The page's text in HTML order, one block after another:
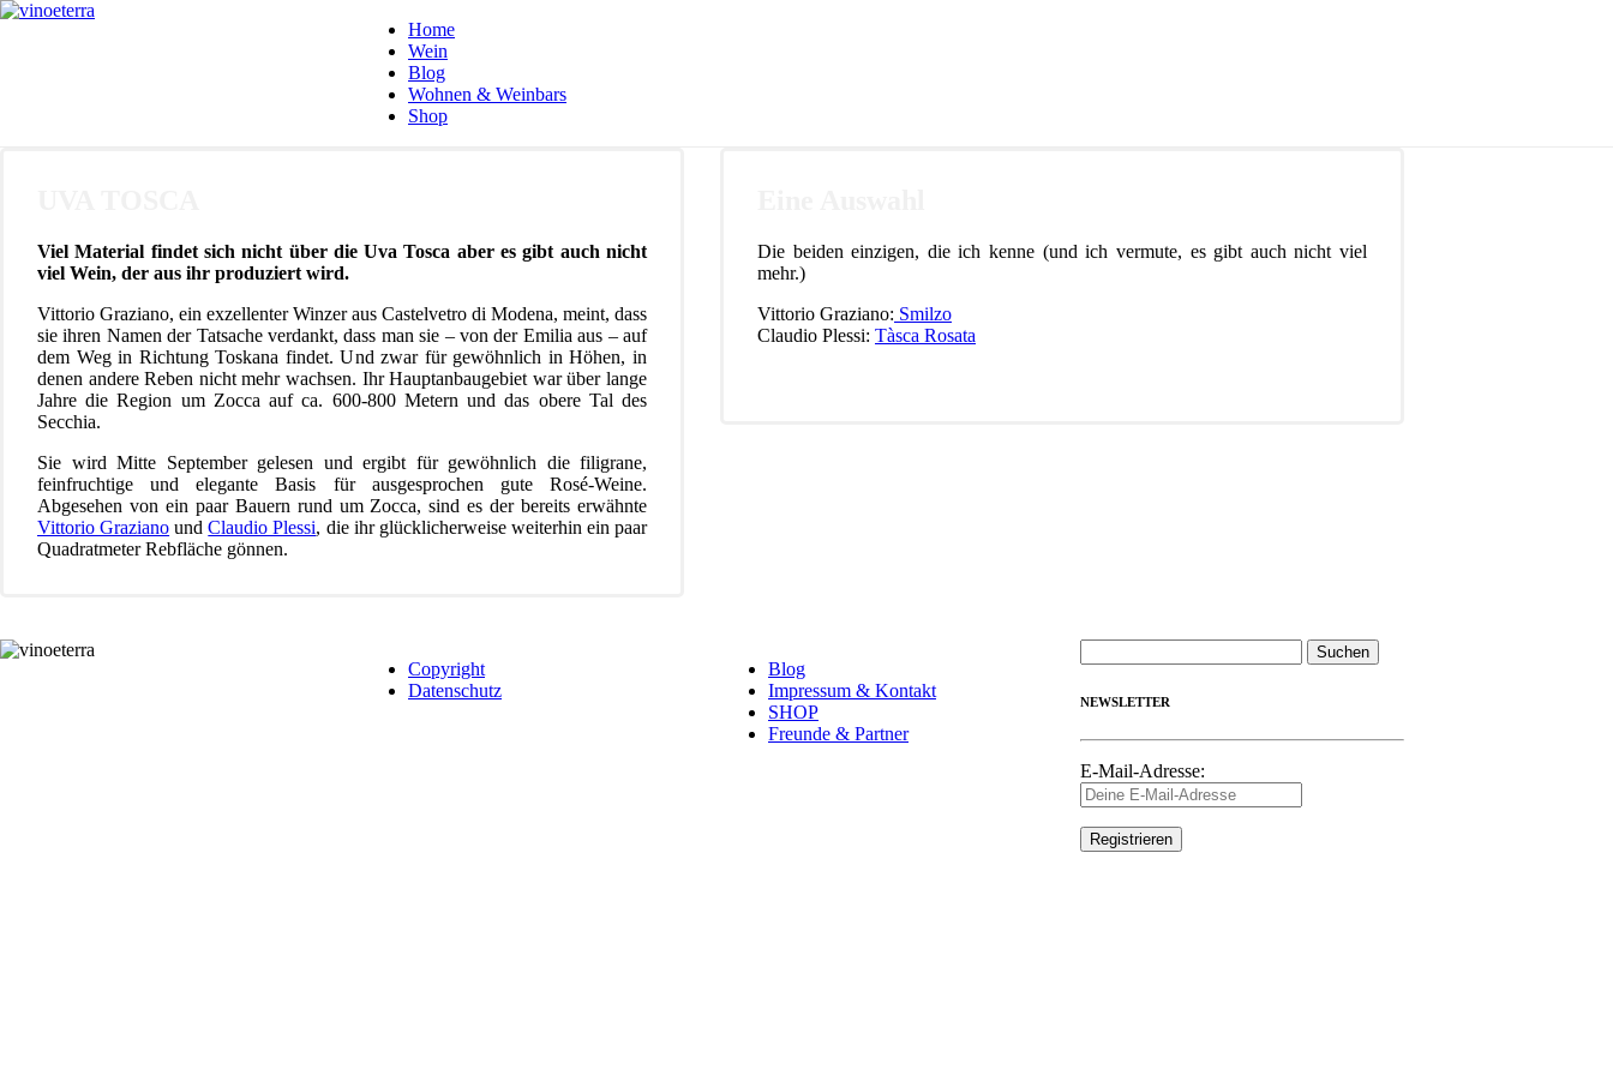
Home
Wein
Blog
Wohnen & Weinbars
Shop
Viel Material findet sich nicht über die Uva Tosca aber es gibt auch nicht
viel Wein, der aus ihr produziert wird.
Vittorio Graziano, ein exzellenter Winzer aus Castelvetro di Modena, meint, dass
sie ihren Namen der Tatsache verdankt, dass man sie – von der Emilia aus – auf
dem Weg in Richtung Toskana findet. Und zwar für gewöhnlich in Höhen, in
denen andere Reben nicht mehr wachsen. Ihr Hauptanbaugebiet war über lange
Jahre die Region um Zocca auf ca. 600-800 Metern und das obere Tal des
Secchia.
Sie wird Mitte September gelesen und ergibt für gewöhnlich die filigrane,
feinfruchtige und elegante Basis für ausgesprochen gute Rosé-Weine.
Abgesehen von ein paar Bauern rund um Zocca, sind es der bereits erwähnte
Vittorio Graziano undClaudio Plessi, die ihr glücklicherweise weiterhin ein paar
Quadratmeter Rebfläche gönnen.
Die beiden einzigen, die ich kenne (und ich vermute, es gibt auch nicht viel
mehr.)
Vittorio Graziano: Smilzo
Claudio Plessi: Tàsca Rosata
Copyright
Datenschutz
Blog
Impressum & Kontakt
SHOP
Freunde & Partner
nach:
NEWSLETTER
E-Mail-Adresse: